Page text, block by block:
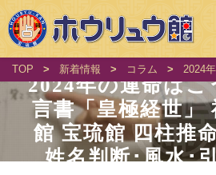
TOP > 新着情報 > コラム > 2024
2024年の運命はこ
言書「皇極経世」
館 宝琉館 四柱推
姓名判断･風水･